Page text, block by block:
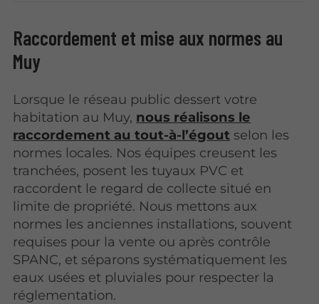
Raccordement et mise aux normes au
Muy
Lorsque le réseau public dessert votre
habitation au Muy, nous réalisons le
raccordement au tout-à-l’égout selon les
normes locales. Nos équipes creusent les
tranchées, posent les tuyaux PVC et
raccordent le regard de collecte situé en
limite de propriété. Nous mettons aux
normes les anciennes installations, souvent
requises pour la vente ou après contrôle
SPANC, et séparons systématiquement les
eaux usées et pluviales pour respecter la
réglementation.